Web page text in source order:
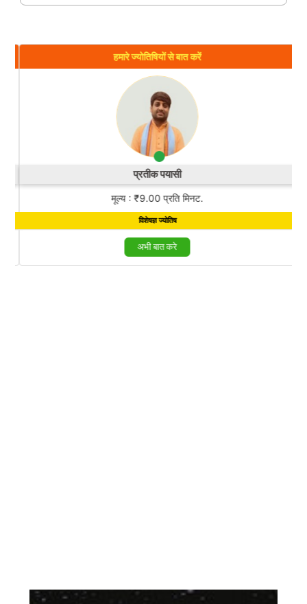
हमारे ज्योतिषियों से बात करें
प्रतीक पयासी
मूल्य : ₹9.00 प्रति मिनट.
विशेषज्ञ ज्योतिष
अभी बात करे